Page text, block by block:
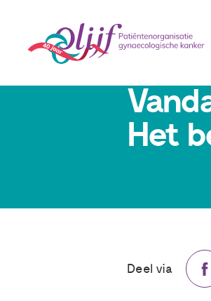
Het
Deel via